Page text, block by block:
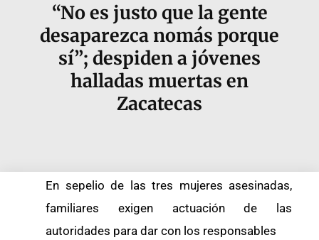
“No es justo que la gente
desaparezca nomás porque
sí”; despiden a jóvenes
halladas muertas en
Zacatecas
En sepelio de las tres mujeres asesinadas,
familiares exigen actuación de las
autoridades para dar con los responsables